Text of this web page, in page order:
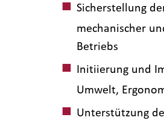
Sicherstellung
mechanischer
Betriebs
Initiierung und
Umwelt,
Unterstützung